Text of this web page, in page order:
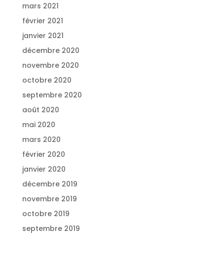
mars 2021
février 2021
janvier 2021
décembre 2020
novembre 2020
octobre 2020
septembre 2020
août 2020
mai 2020
mars 2020
février 2020
janvier 2020
décembre 2019
novembre 2019
octobre 2019
septembre 2019